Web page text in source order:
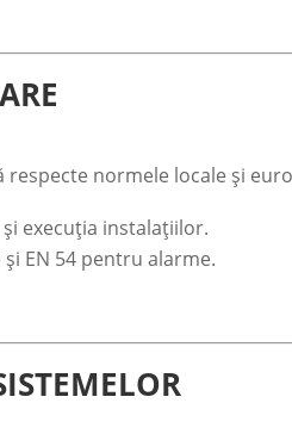
normele locale și
execuția instalațiilor.
EN 54 pentru alarme.